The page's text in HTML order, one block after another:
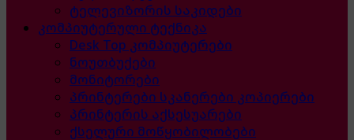
ტელევიზორის საკიდები
კომპიუტერული ტექნიკა
Desk Top კომპიუტერები
ნოუთბუქები
მონიტორები
პრინტერები სკანერები კოპიერები
პრინტერის აქსესუარები
ქსელური მოწყობილობები